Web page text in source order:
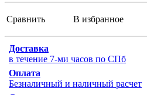
Сравнить В избранное
Доставка
в течение 7-ми часов по СПб
Оплата
Безналичный и наличный расчет